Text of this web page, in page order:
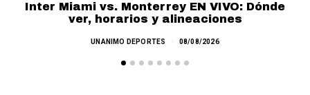
Inter Miami vs. Monterrey EN VIVO: Dónde
ver, horarios y alineaciones
UNANIMO DEPORTES 08/08/2026